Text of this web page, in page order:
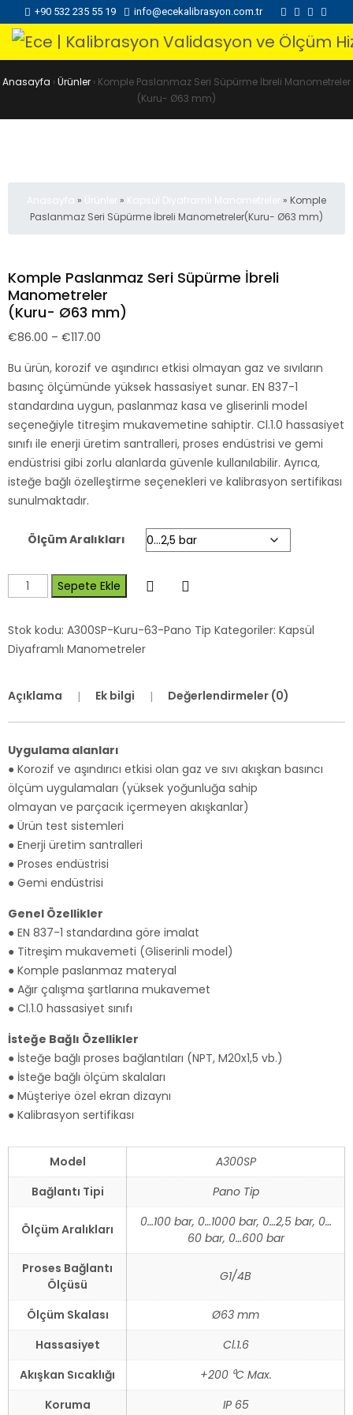
+90 532 235 55 19 info@ecekalibrasyon.com.tr
Anasayfa ›Ürünler › Komple Paslanmaz Seri Süpürme İbreli Manometreler
(Kuru- Ø63 mm)
» » » Komple
Paslanmaz Seri Süpürme İbreli Manometreler(Kuru- Ø63 mm)
Komple Paslanmaz Seri Süpürme İbreli
Manometreler
(Kuru- Ø63 mm)
€86.00 – €117.00
Bu ürün, korozif ve aşındırıcı etkisi olmayan gaz ve sıvıların
basınç ölçümünde yüksek hassasiyet sunar. EN 837-1
standardına uygun, paslanmaz kasa ve gliserinli model
seçeneğiyle titreşim mukavemetine sahiptir. Cl.1.0 hassasiyet
sınıfı ile enerji üretim santralleri, proses endüstrisi ve gemi
endüstrisi gibi zorlu alanlarda güvenle kullanılabilir. Ayrıca,
isteğe bağlı özelleştirme seçenekleri ve kalibrasyon sertifikası
sunulmaktadır.
Ölçüm Aralıkları
Sepete Ekle
Stok kodu: A300SP-Kuru-63-Pano Tip Kategoriler: Kapsül
Diyaframlı Manometreler
Açıklama Ek bilgi Değerlendirmeler (0)
Uygulama alanları
● Korozif ve aşındırıcı etkisi olan gaz ve sıvı akışkan basıncı
ölçüm uygulamaları (yüksek yoğunluğa sahip
olmayan ve parçacık içermeyen akışkanlar)
● Ürün test sistemleri
● Enerji üretim santralleri
● Proses endüstrisi
● Gemi endüstrisi
Genel Özellikler
● EN 837-1 standardına göre imalat
● Titreşim mukavemeti (Gliserinli model)
● Komple paslanmaz materyal
● Ağır çalışma şartlarına mukavemet
● Cl.1.0 hassasiyet sınıfı
İsteğe Bağlı Özellikler
● İsteğe bağlı proses bağlantıları (NPT, M20x1,5 vb.)
● İsteğe bağlı ölçüm skalaları
● Müşteriye özel ekran dizaynı
● Kalibrasyon sertifikası
Model
A300SP
Bağlantı Tipi
Pano Tip
Ölçüm Aralıkları
0…100 bar, 0…1000 bar, 0…2,5 bar, 0…
60 bar, 0…600 bar
Proses Bağlantı
Ölçüsü
G1/4B
Ölçüm Skalası
Ø63 mm
Hassasiyet
Cl.1.6
Akışkan Sıcaklığı
+200 ⁰C Max.
Koruma
IP 65